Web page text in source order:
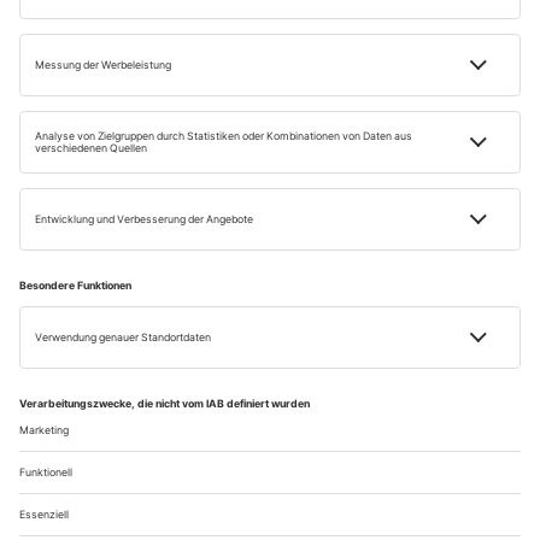
Impressum
Widerrufsbelehrung
AGB
Retour
Vertrag widerrufen
Einige Bilder auf dieser Website wurden mithilfe künstlicher Intelligenz erstellt.